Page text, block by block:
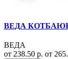
ВЕДА КОТБАЮН
ВЕДА
от 238.50 р. от